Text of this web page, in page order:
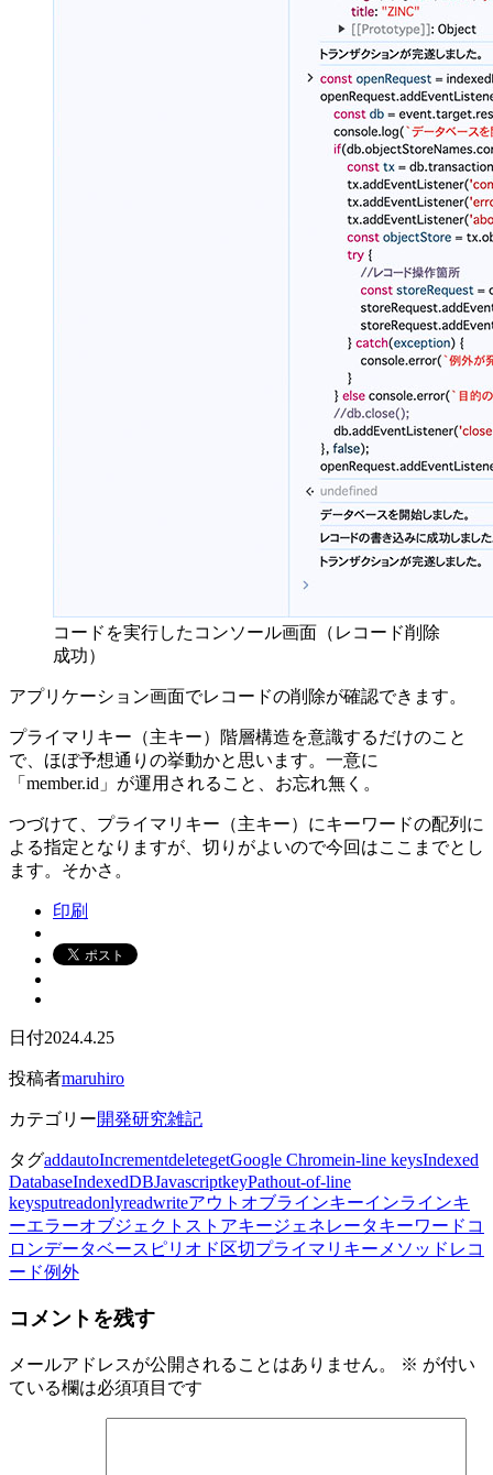
コードを実行したコンソール画面（レコード削除
成功）
アプリケーション画面でレコードの削除が確認できます。
プライマリキー（主キー）階層構造を意識するだけのこと
で、ほぼ予想通りの挙動かと思います。一意に
「member.id」が運用されること、お忘れ無く。
つづけて、プライマリキー（主キー）にキーワードの配列に
よる指定となりますが、切りがよいので今回はここまでとし
ます。そかさ。
印刷
日付2024.4.25
投稿者maruhiro
カテゴリー開発研究雑記
タグaddautoIncrementdeletegetGoogle Chromein-line keysIndexed
DatabaseIndexedDBJavascriptkeyPathout-of-line
keysputreadonlyreadwriteアウトオブラインキーインラインキ
ーエラーオブジェクトストアキージェネレータキーワード コ
ロンデータベース ピリオド区切プライマリキー メソッド レコ
ード例外
コメントを残す
メールアドレスが公開されることはありません。 ※ が付い
ている欄は必須項目です